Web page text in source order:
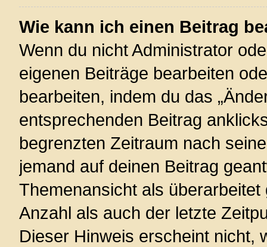
Wie kann ich einen Beitrag
Wenn du nicht Administrator
eigenen Beiträge bearbeiten
bearbeiten, indem du das
entsprechenden Beitrag
begrenzten Zeitraum nach
jemand auf deinen Beitrag
Themenansicht als
Anzahl als auch der letzte
Dieser Hinweis erscheint nicht,